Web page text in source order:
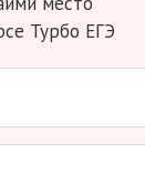
Турбо ЕГЭ